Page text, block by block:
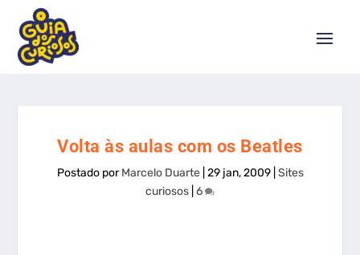
Volta às aulas com os Beatles
Postado porMarcelo Duarte| 29 jan, 2009| Sites
curiosos 6